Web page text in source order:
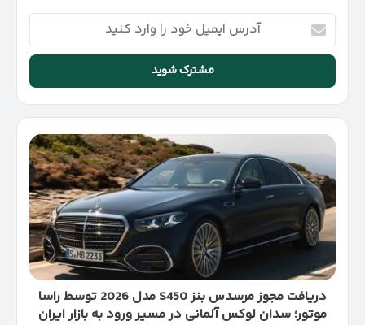
آدرس
ایمیل
خود
وارد
کنید
دریافت
مجوز
مرسدس
بنز
S450
مدل
2026
توسط
راسا
موتور؛
سدان
دریافت مجوز مرسدس بنز S450 مدل 2026 توسط راسا
موتور؛ سدان لوکس آلمانی در مسیر ورود به بازار ایران